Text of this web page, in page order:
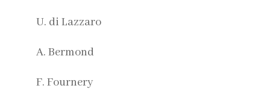
U. di Lazzaro
A. Bermond
F. Fournery